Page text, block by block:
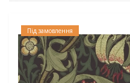
Під замовлення